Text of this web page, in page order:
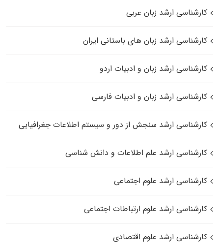
کارشناسی ارشد زبان عربی
کارشناسی ارشد زبان‌ های باستانی ایران
کارشناسی ارشد زبان و ادبیات اردو
کارشناسی ارشد زبان و ادبیات فارسی
کارشناسی ارشد سنجش از دور و سیستم اطلاعات جغرافیایی
کارشناسی ارشد علم اطلاعات و دانش شناسی
کارشناسی ارشد علوم اجتماعی
کارشناسی ارشد علوم ارتباطات اجتماعی
کارشناسی ارشد علوم اقتصادی